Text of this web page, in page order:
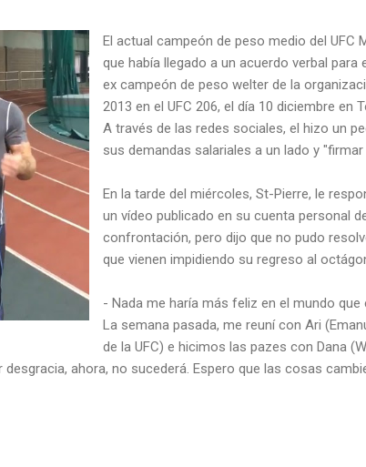
El actual campeón de peso medio del UFC
que había llegado a un acuerdo verbal
ex campeón de peso welter de la
2013 en el UFC 206, el día 10 diciembre en
A través de las redes sociales, el hizo un
sus demandas salariales a un lado y
En la tarde del miércoles, St-Pierre, le
un vídeo publicado en su cuenta personal
confrontación, pero dijo que no pudo
que vienen impidiendo su regreso al
- Nada me haría más feliz en el mundo
La semana pasada, me reuní con Ari
de la UFC) e hicimos las pazes con Dana
ahora, no sucederá. Espero que las cosas